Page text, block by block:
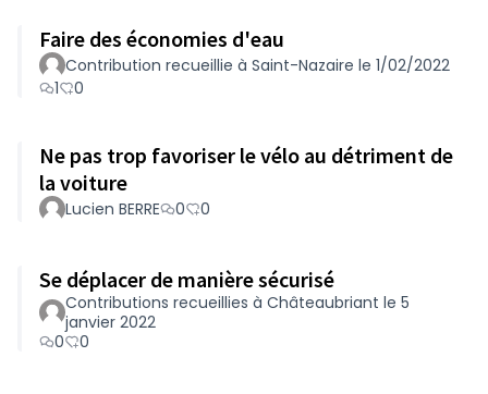
Faire des économies d'eau
Contribution recueillie à Saint-Nazaire le 1/02/2022
1
0
Ne pas trop favoriser le vélo au détriment de
la voiture
Lucien BERRE 0 0
Se déplacer de manière sécurisé
Contributions recueillies à Châteaubriant le 5
janvier 2022
0
0